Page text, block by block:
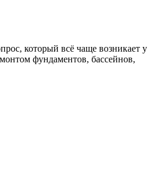
который всё чаще возникает у
фундаментов, бассейнов,